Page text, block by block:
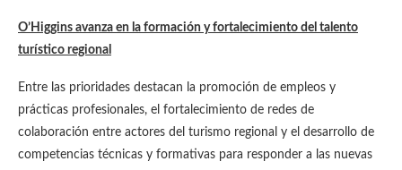
O’Higgins avanza en la formación y fortalecimiento del talento
turístico regional
Entre las prioridades destacan la promoción de empleos y
prácticas profesionales, el fortalecimiento de redes de
colaboración entre actores del turismo regional y el desarrollo de
competencias técnicas y formativas para responder a las nuevas